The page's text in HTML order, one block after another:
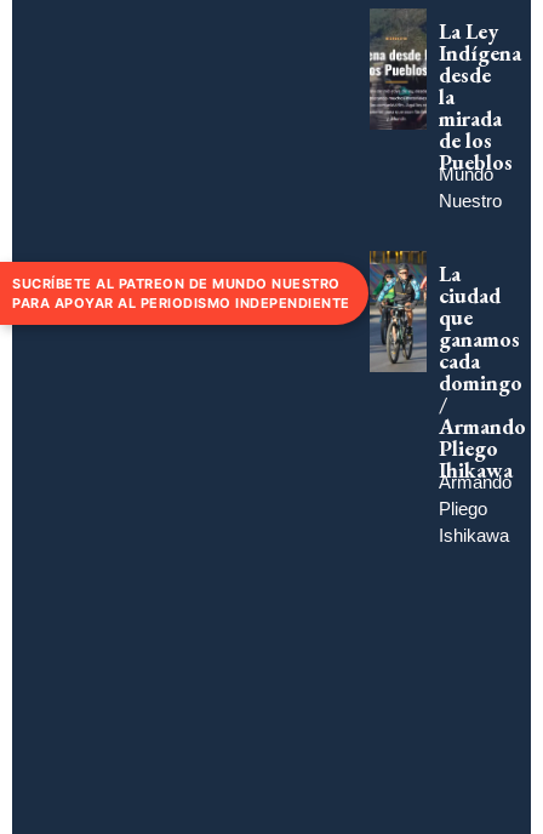
La Ley
Indígena
desde
la
mirada
de los
Pueblos
Mundo
Nuestro
La
ciudad
que
ganamos
cada
domingo
/
Armando
Pliego
Ihikawa
Armando
Pliego
Ishikawa
SUCRÍBETE AL PATREON DE MUNDO NUESTRO
PARA APOYAR AL PERIODISMO INDEPENDIENTE